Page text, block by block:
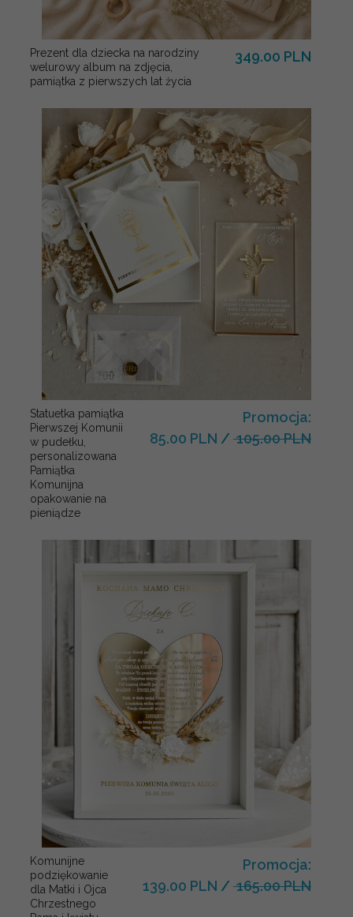
Prezent dla dziecka na narodziny
welurowy album na zdjęcia,
pamiątka z pierwszych lat życia
349.00 PLN
Statuetka pamiątka
Pierwszej Komunii
w pudełku,
personalizowana
Pamiątka
Komunijna
opakowanie na
pieniądze
Promocja:
85.00 PLN / 105.00 PLN
Komunijne
podziękowanie
dla Matki i Ojca
Chrzestnego
Promocja:
139.00 PLN / 165.00 PLN